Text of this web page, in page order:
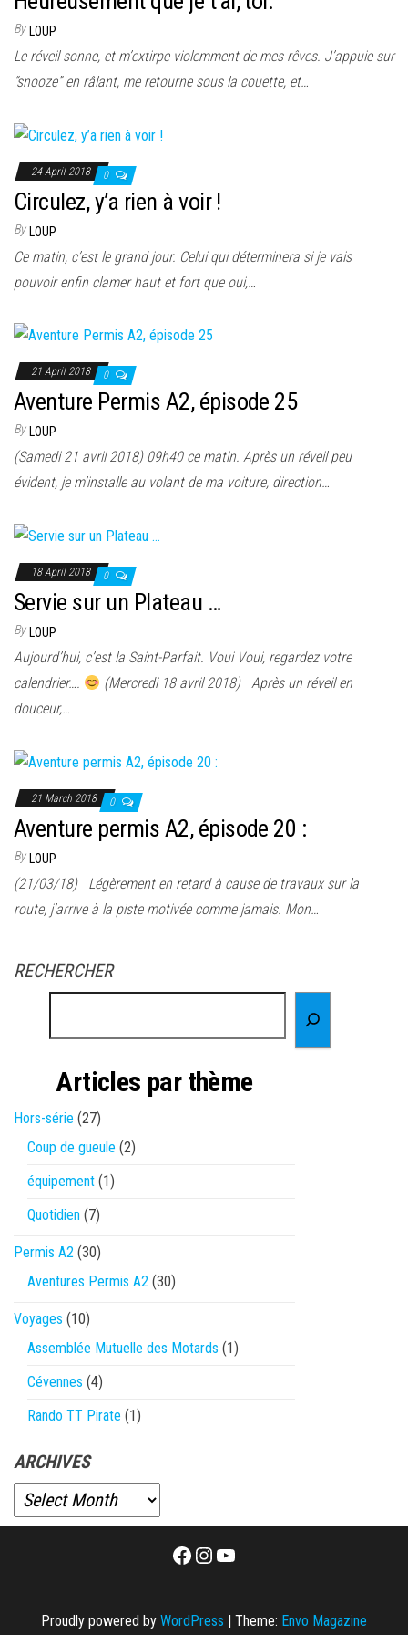
By LOUP
Le réveil sonne, et m’extirpe violemment de mes rêves. J’appuie sur
“snooze” en râlant, me retourne sous la couette, et…
24 April 2018 0
Circulez, y’a rien à voir !
By LOUP
Ce matin, c’est le grand jour. Celui qui déterminera si je vais
pouvoir enfin clamer haut et fort que oui,…
21 April 2018 0
Aventure Permis A2, épisode 25
By LOUP
(Samedi 21 avril 2018) 09h40 ce matin. Après un réveil peu
évident, je m’installe au volant de ma voiture, direction…
18 April 2018 0
Servie sur un Plateau …
By LOUP
Aujourd’hui, c’est la Saint-Parfait. Voui Voui, regardez votre
calendrier….
(Mercredi 18 avril 2018) Après un réveil en
douceur,…
21 March 2018 0
Aventure permis A2, épisode 20 :
By LOUP
(21/03/18) Légèrement en retard à cause de travaux sur la
route, j’arrive à la piste motivée comme jamais. Mon…
RECHERCHER
Articles par thème
Hors-série (27)
Coup de gueule (2)
équipement (1)
Quotidien (7)
Permis A2 (30)
Aventures Permis A2 (30)
Voyages (10)
Assemblée Mutuelle des Motards (1)
Cévennes (4)
Rando TT Pirate (1)
ARCHIVES
Facebook
Instagram
YouTube
Proudly powered by WordPress | Theme: Envo Magazine